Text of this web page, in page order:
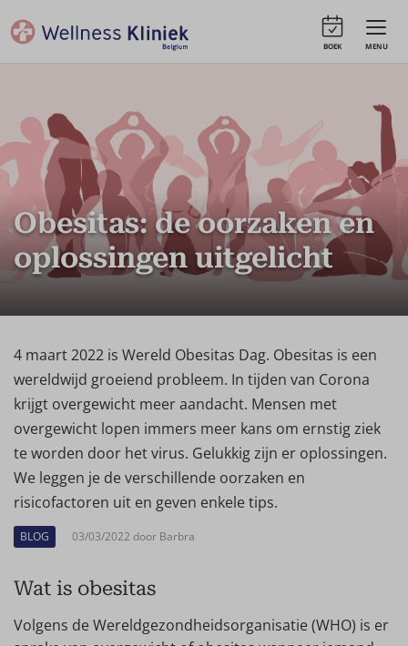
MENU
BOEK
Obesitas: de oorzaken en
oplossingen uitgelicht
4 maart 2022 is Wereld Obesitas Dag. Obesitas is een
wereldwijd groeiend probleem. In tijden van Corona
krijgt overgewicht meer aandacht. Mensen met
overgewicht lopen immers meer kans om ernstig ziek
te worden door het virus. Gelukkig zijn er oplossingen.
We leggen je de verschillende oorzaken en
risicofactoren uit en geven enkele tips.
BLOG 03/03/2022 door Barbra
Wat is obesitas
Volgens de Wereldgezondheidsorganisatie (WHO) is er